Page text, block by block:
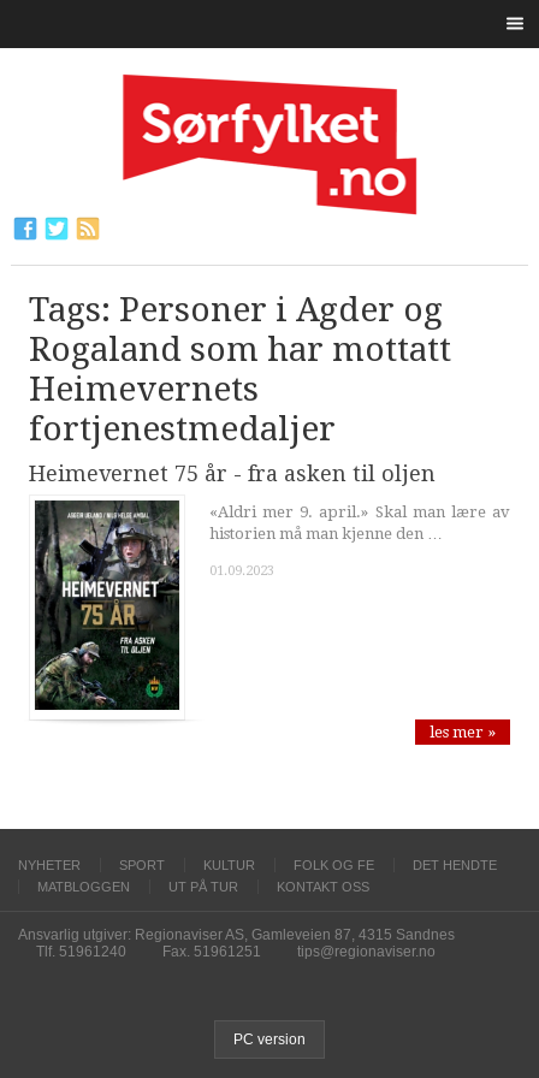
Tags: Personer i Agder og
Rogaland som har mottatt
Heimevernets
fortjenestmedaljer
Heimevernet 75 år - fra asken til oljen
«Aldri mer 9. april.» Skal man lære av
historien må man kjenne den …
01.09.2023
les mer »
NYHETER SPORT KULTUR FOLK OG FE
DET HENDTE
MATBLOGGEN
UT PÅ TUR KONTAKT OSS
Ansvarlig utgiver: Regionaviser AS, Gamleveien 87, 4315 Sandnes
Tlf. 51961240
Fax. 51961251 tips@regionaviser.no
PC version